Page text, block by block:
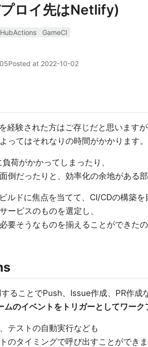
ロイ先はNetlify)
GameCI
Posted at 2022-10-02
経験された方はご存じだと思いますが
ってはそれなりの時間がかかります。
荷がかかってしまったり、
倒だったりと、効率化の余地がある部
ルドに焦点を当てて、CI/CDの構築を
ービスのものを選定し、
要そうなものを揃えることができたの
ることでPush、Issue作成、PR作成
のイベントをトリガーとしてワーク
テストの自動実行なども
のタイミングで呼び出すことができま